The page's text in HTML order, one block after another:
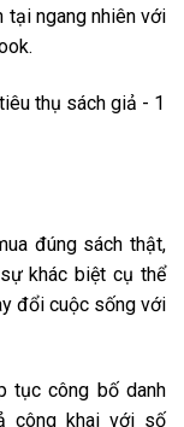
tại ngang nhiên với
đúng sách thật,
khác biệt cụ thể
đổi cuộc sống với
tục công bố danh
công khai với số